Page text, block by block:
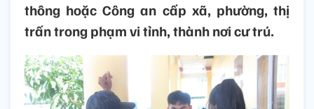
thông hoặc Công an cấp xã, phường, thị
trấn trong phạm vi tỉnh, thành nơi cư trú.